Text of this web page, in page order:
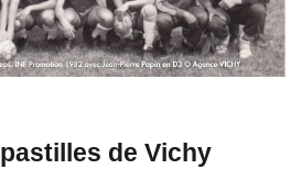
de Vichy